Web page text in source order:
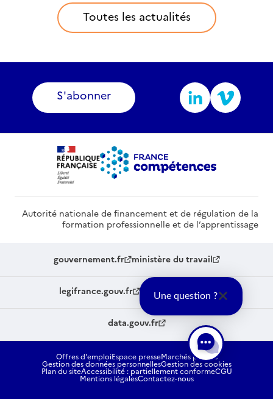
Toutes les actualités
S'abonner
Autorité nationale de financement et de régulation de la
formation professionnelle et de l’apprentissage
gouvernement.fr ministère du travail
legifrance.gouv.fr service-public.fr
data.gouv.fr
Offres d'emploiEspace presseMarchés publics
Gestion des données personnellesGestion des cookies
Plan du siteAccessibilité : partiellement conformeCGU
Mentions légalesContactez-nous
Une question ?